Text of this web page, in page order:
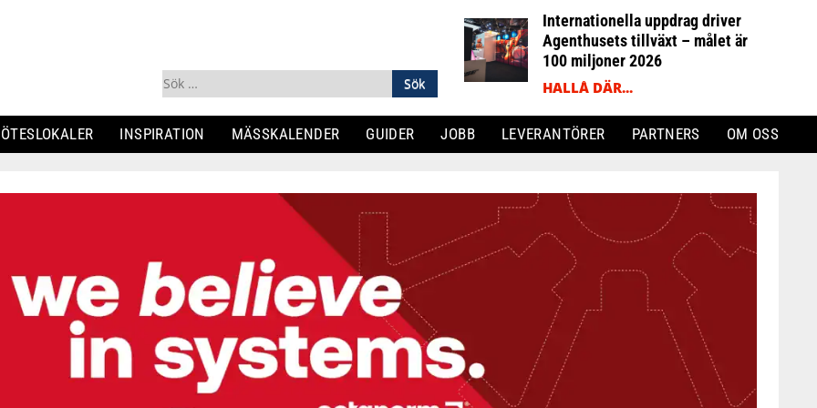
Sök
efter:
Internationella uppdrag driver
Agenthusets tillväxt – målet är
100 miljoner 2026
HALLÅ DÄR...
INSPIRATION MÄSSKALENDER GUIDER JOBB LEVERANTÖRER PARTNERS OM OSS